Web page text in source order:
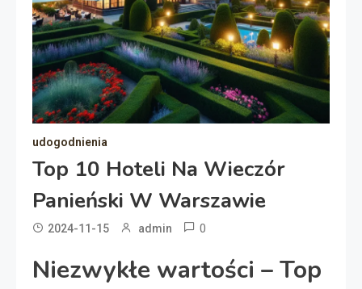
udogodnienia
Top 10 Hoteli Na Wieczór
Panieński W Warszawie
2024-11-15 admin 0
Niezwykłe wartości – Top